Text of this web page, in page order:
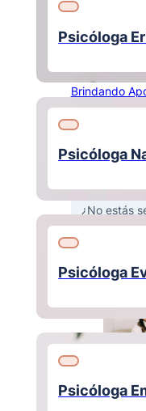
Brindando
¿No estás
Psicóloga
Psicóloga
Psicóloga
Psicóloga
Psicóloga